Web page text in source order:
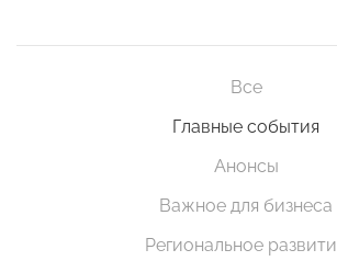
Все
Главные события
Анонсы
Важное для бизнеса
Региональное